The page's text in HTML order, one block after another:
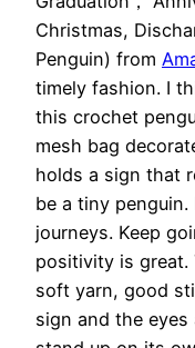
Christmas,
Penguin) from
timely fashion. I
this crochet
mesh bag
holds a sign that
be a tiny
journeys. Keep
positivity is great.
soft yarn, good
sign and the eyes